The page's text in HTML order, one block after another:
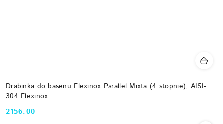
Drabinka do basenu Flexinox Parallel Mixta (4 stopnie), AISI-
304 Flexinox
Cena:
2156.00